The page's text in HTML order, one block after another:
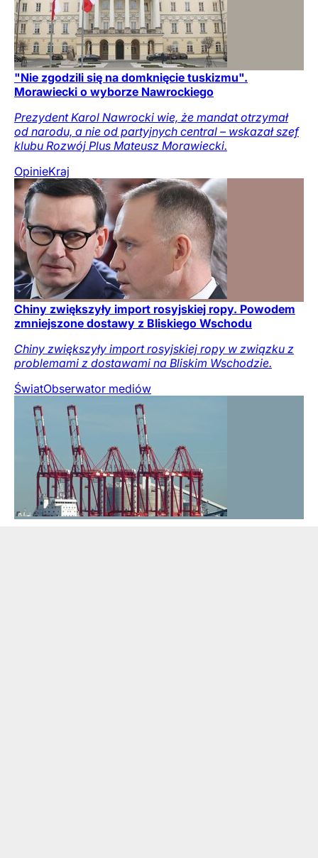
"Nie zgodzili się na domknięcie tuskizmu".
Morawiecki o wyborze Nawrockiego
Prezydent Karol Nawrocki wie, że mandat otrzymał
od narodu, a nie od partyjnych central – wskazał szef
klubu Rozwój Plus Mateusz Morawiecki.
OpinieKraj
Chiny zwiększyły import rosyjskiej ropy. Powodem
zmniejszone dostawy z Bliskiego Wschodu
Chiny zwiększyły import rosyjskiej ropy w związku z
problemami z dostawami na Bliskim Wschodzie.
ŚwiatObserwator mediów